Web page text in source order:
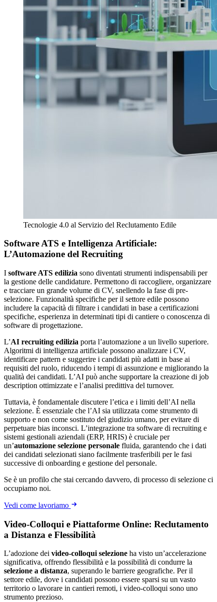
Tecnologie 4.0 al Servizio del Reclutamento Edile
Software ATS e Intelligenza Artificiale:
L’Automazione del Recruiting
I software ATS edilizia sono diventati strumenti indispensabili per
la gestione delle candidature. Permettono di raccogliere, organizzare
e tracciare un grande volume di CV, snellendo la fase di pre-
selezione. Funzionalità specifiche per il settore edile possono
includere la capacità di filtrare i candidati in base a certificazioni
specifiche, esperienza in determinati tipi di cantiere o conoscenza di
software di progettazione.
L’AI recruiting edilizia porta l’automazione a un livello superiore.
Algoritmi di intelligenza artificiale possono analizzare i CV,
identificare pattern e suggerire i candidati più adatti in base ai
requisiti del ruolo, riducendo i tempi di assunzione e migliorando la
qualità dei candidati. L’AI può anche supportare la creazione di job
description ottimizzate e l’analisi predittiva del turnover.
Tuttavia, è fondamentale discutere l’etica e i limiti dell’AI nella
selezione. È essenziale che l’AI sia utilizzata come strumento di
supporto e non come sostituto del giudizio umano, per evitare di
perpetuare bias inconsci. L’integrazione tra software di recruiting e
sistemi gestionali aziendali (ERP, HRIS) è cruciale per
un’automazione selezione personale fluida, garantendo che i dati
dei candidati selezionati siano facilmente trasferibili per le fasi
successive di onboarding e gestione del personale.
Se è un profilo che stai cercando davvero, di processo di selezione ci
occupiamo noi.
Vedi come lavoriamo
Video-Colloqui e Piattaforme Online: Reclutamento
a Distanza e Flessibilità
L’adozione dei video-colloqui selezione ha visto un’accelerazione
significativa, offrendo flessibilità e la possibilità di condurre la
selezione a distanza, superando le barriere geografiche. Per il
settore edile, dove i candidati possono essere sparsi su un vasto
territorio o lavorare in cantieri remoti, i video-colloqui sono uno
strumento prezioso.